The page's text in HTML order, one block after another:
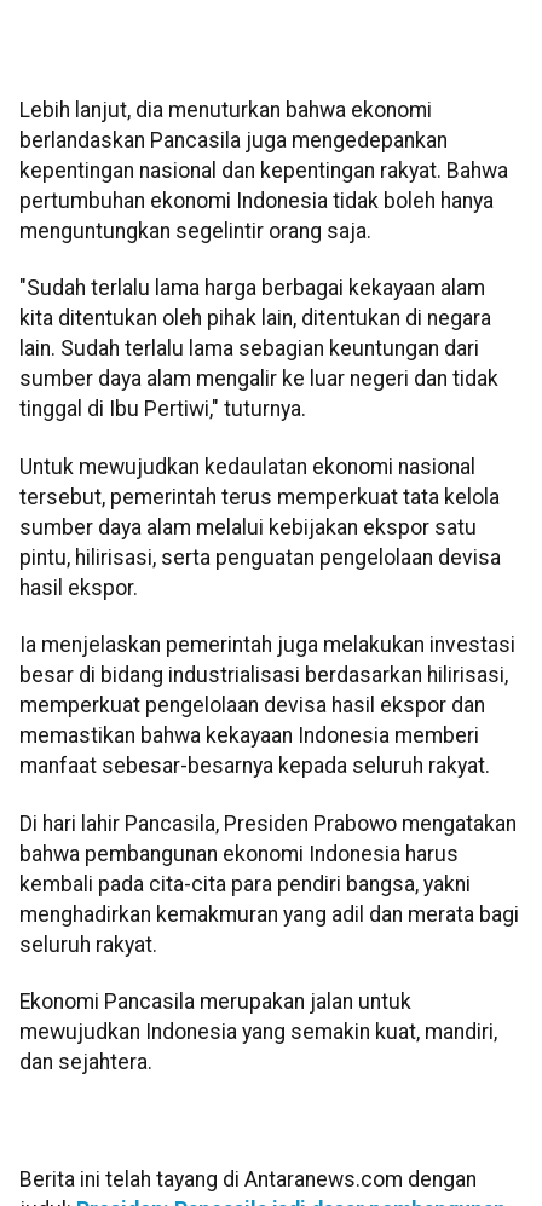
Lebih lanjut, dia menuturkan bahwa ekonomi
berlandaskan Pancasila juga mengedepankan
kepentingan nasional dan kepentingan rakyat. Bahwa
pertumbuhan ekonomi Indonesia tidak boleh hanya
menguntungkan segelintir orang saja.
"Sudah terlalu lama harga berbagai kekayaan alam
kita ditentukan oleh pihak lain, ditentukan di negara
lain. Sudah terlalu lama sebagian keuntungan dari
sumber daya alam mengalir ke luar negeri dan tidak
tinggal di Ibu Pertiwi," tuturnya.
Untuk mewujudkan kedaulatan ekonomi nasional
tersebut, pemerintah terus memperkuat tata kelola
sumber daya alam melalui kebijakan ekspor satu
pintu, hilirisasi, serta penguatan pengelolaan devisa
hasil ekspor.
Ia menjelaskan pemerintah juga melakukan investasi
besar di bidang industrialisasi berdasarkan hilirisasi,
memperkuat pengelolaan devisa hasil ekspor dan
memastikan bahwa kekayaan Indonesia memberi
manfaat sebesar-besarnya kepada seluruh rakyat.
Di hari lahir Pancasila, Presiden Prabowo mengatakan
bahwa pembangunan ekonomi Indonesia harus
kembali pada cita-cita para pendiri bangsa, yakni
menghadirkan kemakmuran yang adil dan merata bagi
seluruh rakyat.
Ekonomi Pancasila merupakan jalan untuk
mewujudkan Indonesia yang semakin kuat, mandiri,
dan sejahtera.
Berita ini telah tayang di Antaranews.com dengan